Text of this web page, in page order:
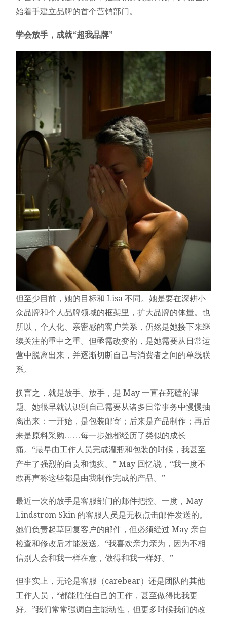
始着手建立品牌的首个营销部门。
学会放手，成就“超我品牌”
但至少目前，她的目标和 Lisa 不同。她是要在深耕小
众品牌和个人品牌领域的框架里，扩大品牌的体量。也
所以，个人化、亲密感的客户关系，仍然是她接下来继
续关注的重中之重。但亟需改变的，是她需要从日常运
营中脱离出来，并逐渐切断自己与消费者之间的单线联
系。
换言之，就是放手。放手，是 May 一直在死磕的课
题。她很早就认识到自己需要从诸多日常事务中慢慢抽
离出来：一开始，是包装邮寄；后来是产品制作；再后
来是原料采购……每一步她都经历了类似的成长
痛。“最早由工作人员完成灌瓶和包装的时候，我甚至
产生了强烈的自责和愧疚。” May 回忆说，“我一度不
敢再声称这些都是由我制作完成的产品。”
最近一次的放手是客服部门的邮件把控。一度，May
Lindstrom Skin 的客服人员是无权点击邮件发送的。
她们负责起草回复客户的邮件，但必须经过 May 亲自
检查和修改后才能发送。“我喜欢亲力亲为，因为不相
信别人会和我一样在意，做得和我一样好。”
但事实上，无论是客服（carebear）还是团队的其他
工作人员，“都能胜任自己的工作，甚至做得比我更
好。”我们常常强调自主能动性，但更多时候我们的改